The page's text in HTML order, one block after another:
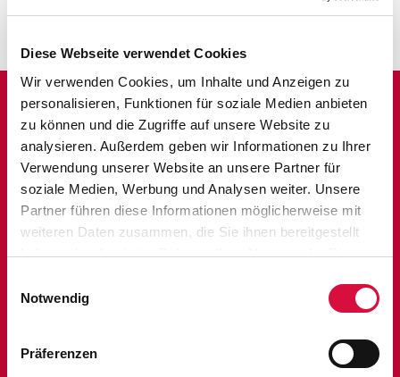
Diese Webseite verwendet Cookies
Wir verwenden Cookies, um Inhalte und Anzeigen zu
personalisieren, Funktionen für soziale Medien anbieten
zu können und die Zugriffe auf unsere Website zu
analysieren. Außerdem geben wir Informationen zu Ihrer
Verwendung unserer Website an unsere Partner für
soziale Medien, Werbung und Analysen weiter. Unsere
Partner führen diese Informationen möglicherweise mit
weiteren Daten zusammen, die Sie ihnen bereitgestellt
haben oder die sie im Rahmen Ihrer Nutzung der Dienste
Cookies, wenn Sie unsere Webseite weiterhin nutzen.
Notwendig
Präferenzen
Das Praktikum im Norden" kann
mittlerweile auf mehr als 200 ehemalige
Praktikantinnen und Praktikanten
zurückblicken – jährlich machen sich mehr
als 20 junge Menschen auf den Weg.